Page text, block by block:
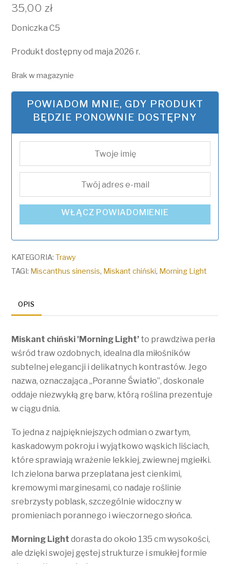
35,00 zł
Doniczka C5
Produkt dostępny od maja 2026 r.
Brak w magazynie
POWIADOM MNIE, GDY PRODUKT
BĘDZIE PONOWNIE DOSTĘPNY
WŁĄCZ POWIADOMIENIE
KATEGORIA:Trawy
TAGI: Miscanthus sinensis, Miskant chiński, Morning Light
OPIS
Miskant chiński 'Morning Light’ to prawdziwa perła
wśród traw ozdobnych, idealna dla miłośników
subtelnej elegancji i delikatnych kontrastów. Jego
nazwa, oznaczająca „Poranne Światło”, doskonale
oddaje niezwykłą grę barw, którą roślina prezentuje
w ciągu dnia.
To jedna z najpiękniejszych odmian o zwartym,
kaskadowym pokroju i wyjątkowo wąskich liściach,
które sprawiają wrażenie lekkiej, zwiewnej mgiełki.
Ich zielona barwa przeplatana jest cienkimi,
kremowymi marginesami, co nadaje roślinie
srebrzysty poblask, szczególnie widoczny w
promieniach porannego i wieczornego słońca.
Morning Light dorasta do około 135 cm wysokości,
ale dzięki swojej gęstej strukturze i smukłej formie